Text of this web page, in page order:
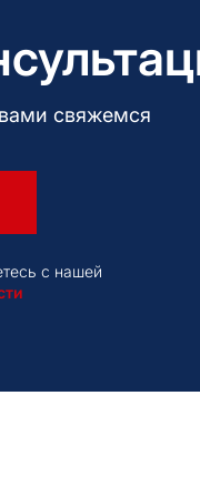
свяжемся
с нашей